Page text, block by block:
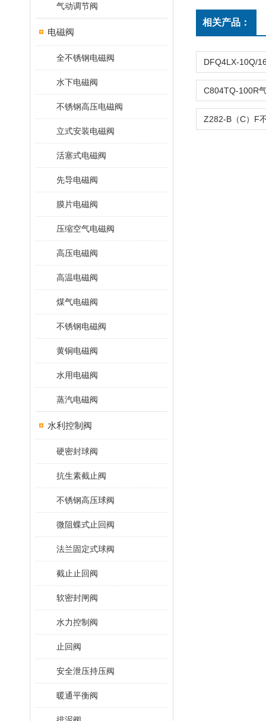
气动调节阀
电磁阀
全不锈钢电磁阀
水下电磁阀
不锈钢高压电磁阀
立式安装电磁阀
活塞式电磁阀
先导电磁阀
膜片电磁阀
压缩空气电磁阀
高压电磁阀
高温电磁阀
煤气电磁阀
不锈钢电磁阀
黄铜电磁阀
水用电磁阀
蒸汽电磁阀
水利控制阀
硬密封球阀
抗生素截止阀
不锈钢高压球阀
微阻蝶式止回阀
法兰固定式球阀
截止止回阀
软密封闸阀
水力控制阀
止回阀
安全泄压持压阀
暖通平衡阀
相关产品：